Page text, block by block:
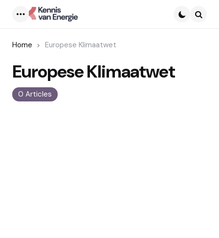
Home Europese Klimaatwet
0 Articles
Europese Klimaatwet